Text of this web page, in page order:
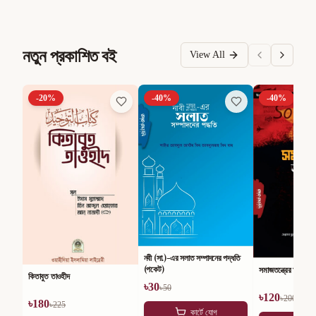
নতুন প্রকাশিত বই View All
-20%
কিতাবুত তাওহীদ
৳180৳225
-40%
নবী (সা.)-এর সলাত সম্পাদনের পদ্ধতি
(পকেট)
৳30৳50
কার্টে যোগ
-40%
সমাজতন্ত্রের অসারতা
৳120৳200